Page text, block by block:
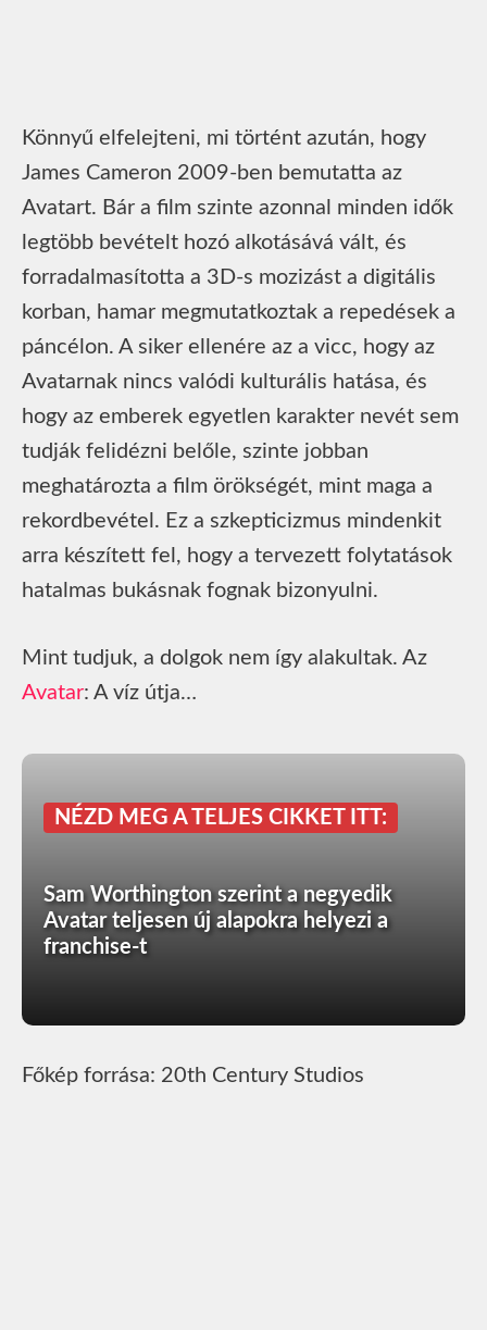
Könnyű elfelejteni, mi történt azután, hogy
James Cameron 2009-ben bemutatta az
Avatart. Bár a film szinte azonnal minden idők
legtöbb bevételt hozó alkotásává vált, és
forradalmasította a 3D-s mozizást a digitális
korban, hamar megmutatkoztak a repedések a
páncélon. A siker ellenére az a vicc, hogy az
Avatarnak nincs valódi kulturális hatása, és
hogy az emberek egyetlen karakter nevét sem
tudják felidézni belőle, szinte jobban
meghatározta a film örökségét, mint maga a
rekordbevétel. Ez a szkepticizmus mindenkit
arra készített fel, hogy a tervezett folytatások
hatalmas bukásnak fognak bizonyulni.
Mint tudjuk, a dolgok nem így alakultak. Az
Avatar: A víz útja…
NÉZD MEG A TELJES CIKKET ITT:
Sam Worthington szerint a negyedik
Avatar teljesen új alapokra helyezi a
franchise-t
Főkép forrása: 20th Century Studios